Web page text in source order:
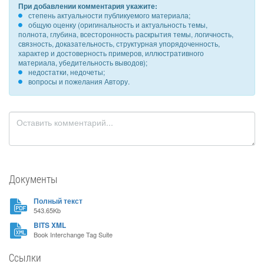
При добавлении комментария укажите:
степень актуальности публикуемого материала;
общую оценку (оригинальность и актуальность темы,
полнота, глубина, всесторонность раскрытия темы, логичность,
связность, доказательность, структурная упорядоченность,
характер и достоверность примеров, иллюстративного
материала, убедительность выводов);
недостатки, недочеты;
вопросы и пожелания Автору.
Документы
Полный текст
543.65Kb
BITS XML
Book Interchange Tag Suite
Ссылки